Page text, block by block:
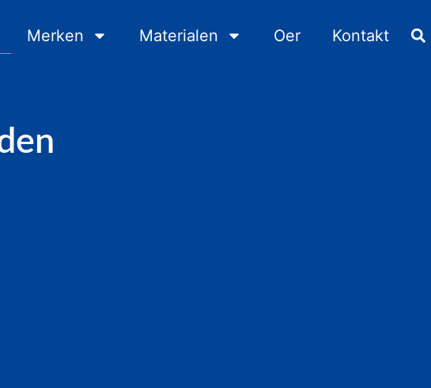
Merken Materialen Oer Kontakt